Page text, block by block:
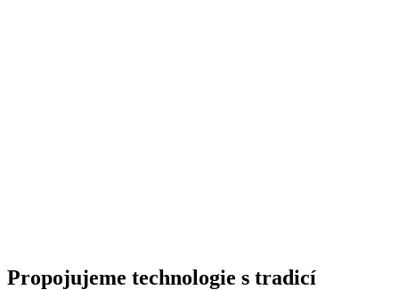
Propojujeme technologie s tradicí